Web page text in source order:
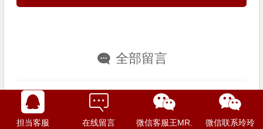
全部留言
李鉴华 2022-11-15 06:44:41
如果办理不下来怎么办
担当客服 在线留言 微信客服王MR. 微信联系玲玲